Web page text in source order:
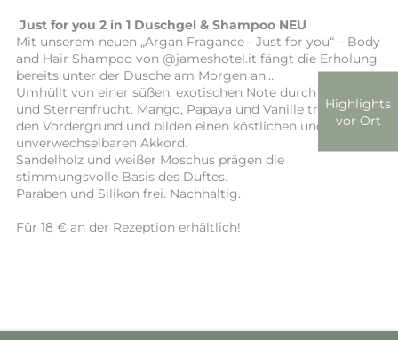
Just for you 2 in 1 Duschgel & Shampoo NEU
Mit unserem neuen „Argan Fragance - Just for you“ – Body
and Hair Shampoo von @jameshotel.it fängt die Erholung
bereits unter der Dusche am Morgen an….
Umhüllt von einer süßen, exotischen Note durch Zitrone
und Sternenfrucht. Mango, Papaya und Vanille treten in
den Vordergrund und bilden einen köstlichen und
unverwechselbaren Akkord.
Sandelholz und weißer Moschus prägen die
stimmungsvolle Basis des Duftes.
Paraben und Silikon frei. Nachhaltig.
Für 18 € an der Rezeption erhältlich!
Highlights
vor Ort